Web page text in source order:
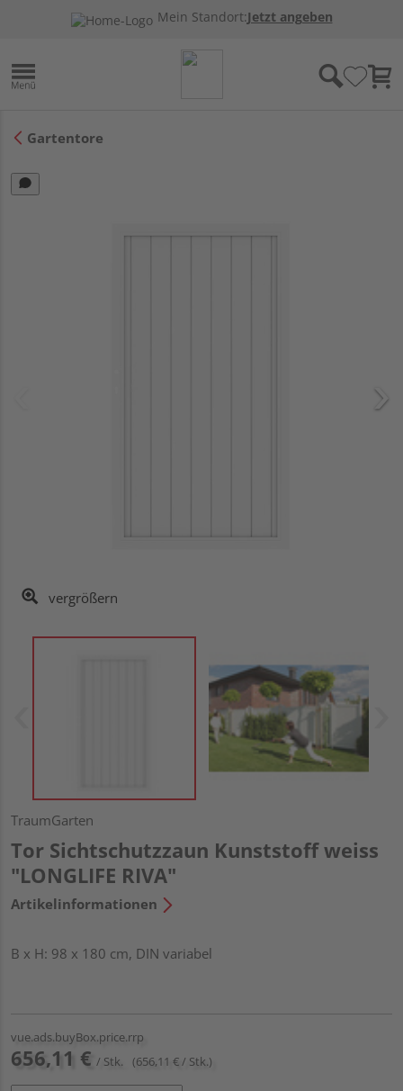
Mein Standort:Jetzt angeben
Gartentore
vergrößern
TraumGarten
Tor Sichtschutzzaun Kunststoff weiss
"LONGLIFE RIVA"
Artikelinformationen
B x H: 98 x 180 cm, DIN variabel
vue.ads.buyBox.price.rrp
656,11 € / Stk. (656,11 € / Stk.)